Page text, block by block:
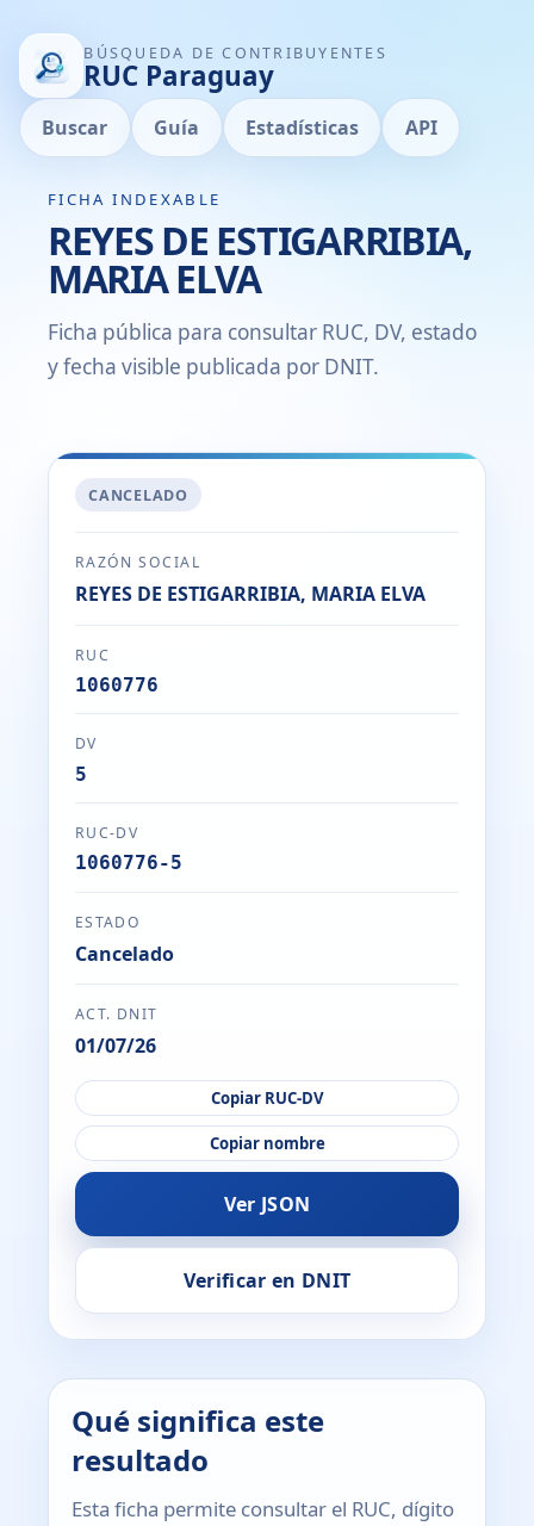
BÚSQUEDA DE CONTRIBUYENTES
RUC Paraguay
Buscar Guía Estadísticas API
FICHA INDEXABLE
REYES DE ESTIGARRIBIA,
MARIA ELVA
Ficha pública para consultar RUC, DV, estado
y fecha visible publicada por DNIT.
CANCELADO
RAZÓN SOCIAL
REYES DE ESTIGARRIBIA, MARIA ELVA
RUC
1060776
DV
5
RUC-DV
1060776-5
ESTADO
Cancelado
ACT. DNIT
01/07/26
Copiar RUC-DV
Copiar nombre
Ver JSON
Verificar en DNIT
Qué significa este
resultado
Esta ficha permite consultar el RUC, dígito